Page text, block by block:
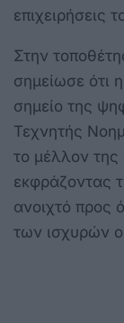
επιχειρήσεις
Στην
σημείωσε ότι
σημείο της
Τεχνητής
το μέλλον της
εκφράζοντας
ανοιχτό προς
των ισχυρών